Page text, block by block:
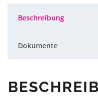
Beschreibung
Dokumente